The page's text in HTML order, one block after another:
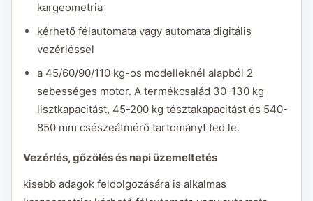
kargeometria
kérhető félautomata vagy automata digitális
vezérléssel
a 45/60/90/110 kg-os modelleknél alapból 2
sebességes motor. A termékcsalád 30-130 kg
lisztkapacitást, 45-200 kg tésztakapacitást és 540-
850 mm csészeátmérő tartományt fed le.
Vezérlés, gőzölés és napi üzemeltetés
kisebb adagok feldolgozására is alkalmas